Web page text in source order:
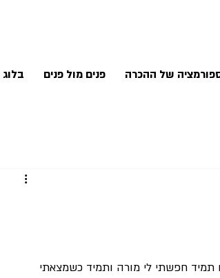
של ההכרה פנים מול פנים בלוג
תמיד חפשתי לי מורה ותמיד כשמצאתי